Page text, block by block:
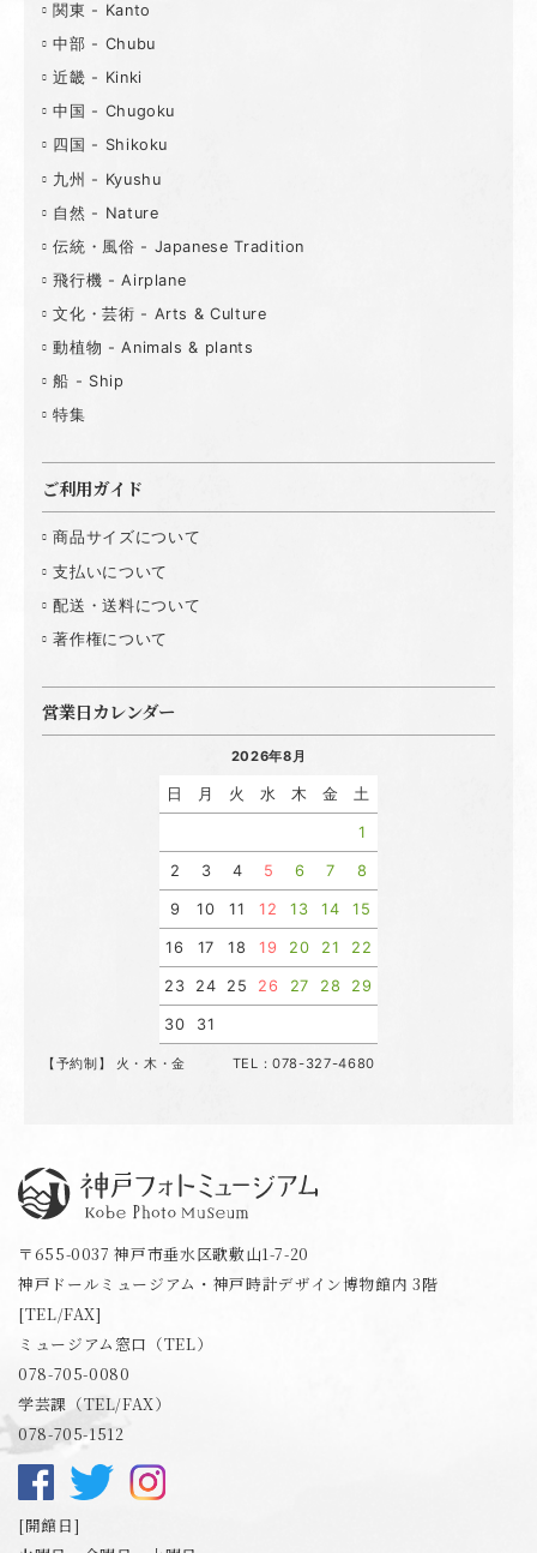
関東 - Kanto
中部 - Chubu
近畿 - Kinki
中国 - Chugoku
四国 - Shikoku
九州 - Kyushu
自然 - Nature
伝統・風俗 - Japanese Tradition
飛行機 - Airplane
文化・芸術 - Arts & Culture
動植物 - Animals & plants
船 - Ship
特集
ご利用ガイド
商品サイズについて
支払いについて
配送・送料について
著作権について
営業日カレンダー
2026年8月
日 月 火 水 木 金 土
1
2 3 4 5 6 7 8
9 10 11 12 13 14 15
16 17 18 19 20 21 22
23 24 25 26 27 28 29
30 31
【予約制】 火・木・金 TEL：078-327-4680
〒655-0037 神戸市垂水区歌敷山1-7-20
神戸ドールミュージアム・神戸時計デザイン博物館内 3階
[TEL/FAX]
ミュージアム窓口（TEL）
078-705-0080
学芸課（TEL/FAX）
078-705-1512
開館日